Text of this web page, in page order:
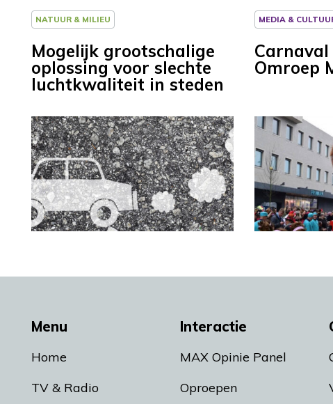
NATUUR & MILIEU
Mogelijk grootschalige
oplossing voor slechte
luchtkwaliteit in steden
MEDIA &
Carnaval
Omroep
Menu
Home
TV & Radio
Interactie
MAX Opinie Panel
Oproepen